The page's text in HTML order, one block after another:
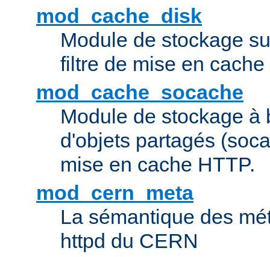
mod_cache_disk
Module de stockage
filtre de mise en cache
mod_cache_socache
Module de stockage à
d'objets partagés
mise en cache HTTP.
mod_cern_meta
La sémantique des
httpd du CERN